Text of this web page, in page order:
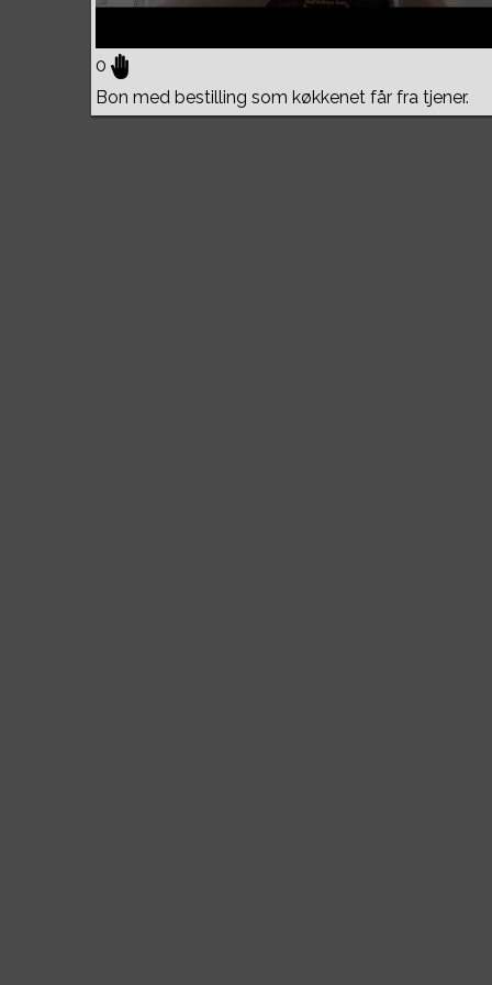
0
Bon med bestilling som køkkenet får fra tjener.